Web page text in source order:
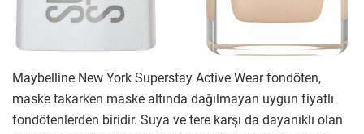
Maybelline New York Superstay Active Wear fondöten,
maske takarken maske altında dağılmayan uygun fiyatlı
fondötenlerden biridir. Suya ve tere karşı da dayanıklı olan